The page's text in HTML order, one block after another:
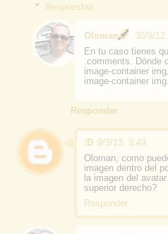
Respuestas
Oloman
30/9/
En tu caso tienes
.comments. Dónde
image-container
image-container img.
Responder
:D 9/3/13, 3:49
Oloman, como
imagen dentro del
la imagen del
superior derecho?
Responder